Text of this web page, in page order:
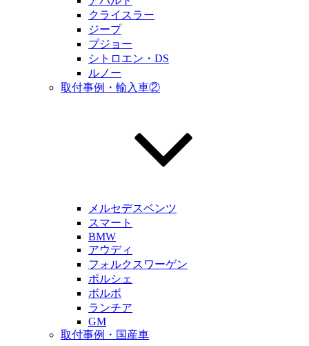
クライスラー
ジープ
プジョー
シトロエン・DS
ルノー
取付事例・輸入車②
メルセデスベンツ
スマート
BMW
アウディ
フォルクスワーゲン
ポルシェ
ボルボ
ランチア
GM
取付事例・国産車